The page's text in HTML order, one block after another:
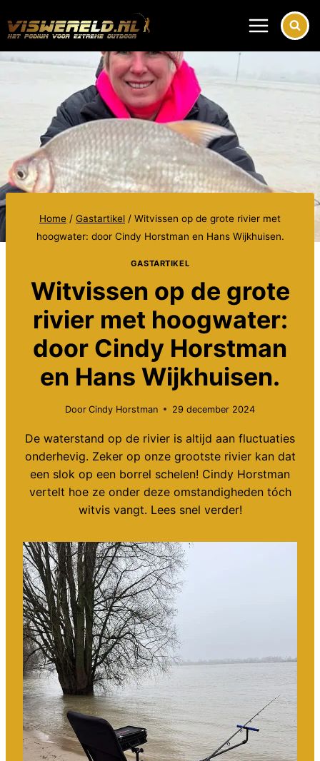
naar
Home / Gastartikel / Witvissen op de grote rivier met
hoogwater: door Cindy Horstman en Hans Wijkhuisen.
GASTARTIKEL
Witvissen op de grote
rivier met hoogwater:
door Cindy Horstman
en Hans Wijkhuisen.
Door Cindy Horstman 29 december 2024
De waterstand op de rivier is altijd aan fluctuaties
onderhevig. Zeker op onze grootste rivier kan dat
een slok op een borrel schelen! Cindy Horstman
vertelt hoe ze onder deze omstandigheden tóch
witvis vangt. Lees snel verder!